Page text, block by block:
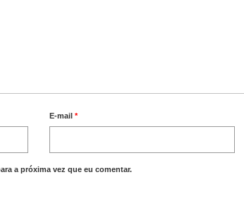
E-mail*
a próxima vez que eu comentar.